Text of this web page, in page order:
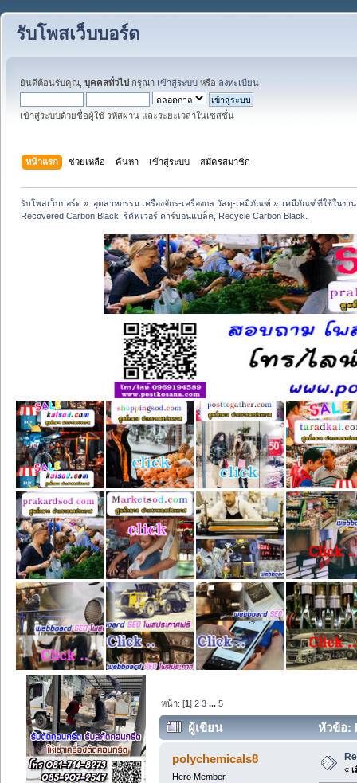
รับโพสเว็บบอร์ด
ยินดีต้อนรับคุณ, บุคคลทั่วไป กรุณา เข้าสู่ระบบ หรือ ลงทะเบียน
เข้าสู่ระบบด้วยชื่อผู้ใช้ รหัสผ่าน และระยะเวลาในเซสชั่น
หน้าแรก ช่วยเหลือ ค้นหา เข้าสู่ระบบ สมัครสมาชิก
รับโพสเว็บบอร์ด » อุตสาหกรรม เครื่องจักร-เครื่องกล วัสดุ-เคมีภัณฑ์ » เคมีภัณฑ์ที่ใช้ในงา
Recovered Carbon Black, รีคัฟเวอร์ คาร์บอนแบล็ค, Recycle Carbon Black.
หน้า: [1]2 3 ...5
ผู้เขียน หัวข้อ:
polychemicals8
Hero Member
«